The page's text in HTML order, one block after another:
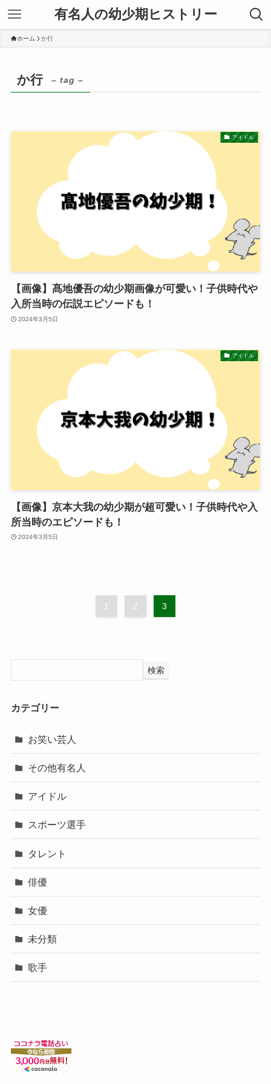
有名人の幼少期ヒストリー
ホーム か行
か行 – tag –
アイドル
【画像】髙地優吾の幼少期画像が可愛い！子供時代や
入所当時の伝説エピソードも！
2024年3月5日
アイドル
【画像】京本大我の幼少期が超可愛い！子供時代や入
所当時のエピソードも！
2024年3月5日
1 2 3
検索
カテゴリー
お笑い芸人
その他有名人
アイドル
スポーツ選手
タレント
俳優
女優
未分類
歌手